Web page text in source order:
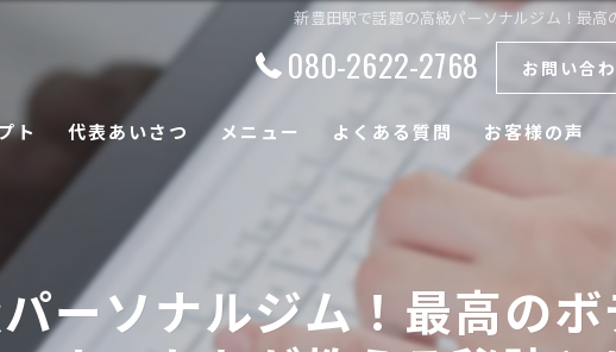
新豊田駅で話題の高級パーソナルジム！最
080-2622-2768 お問い合
ト 代表あいさつ メニュー よくある質問 お客様の声
ーソナルジム！最高の